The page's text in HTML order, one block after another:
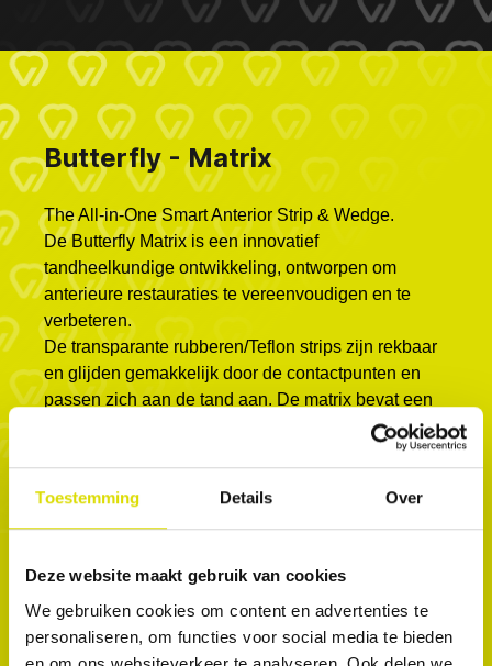
Toestemming Details Over
Deze website maakt gebruik van cookies
We gebruiken cookies om content en advertenties te
personaliseren, om functies voor social media te bieden
Butterfly - Matrix
The All-in-One Smart Anterior Strip & Wedge.
De Butterfly Matrix is ​​een innovatief
tandheelkundige ontwikkeling, ontworpen om
anterieure restauraties te vereenvoudigen en te
verbeteren.
De transparante rubberen/Teflon strips zijn rekbaar
en glijden gemakkelijk door de contactpunten en
passen zich aan de tand aan. De matrix bevat een
wig en linguale vleugels die de matrix stevig op zijn
plaats houden, zodat er zonder zorgen met de
behandeling. De matrix vervangt de teflontape en
de wig en heeft een twee-in-één ontwerp dat
tijdens de behandeling. Het beschermt de
aangrenzende tanden tijdens restauraties van
klasse 3, klasse 4 en facings in de anterieure zone,